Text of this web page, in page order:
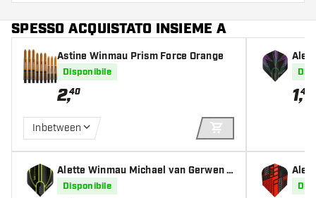
SPESSO ACQUISTATO INSIEME A
Astine Winmau Prism Force Orange
Disponibile
2,40
Inbetween
AGGIUNGI AL
Alette Winmau Michael van Gerwen P
rism Alpha Black Green
Disponibile
1,45